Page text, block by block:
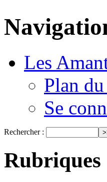
Les
Plan
Se
Rechercher :
Rubriques